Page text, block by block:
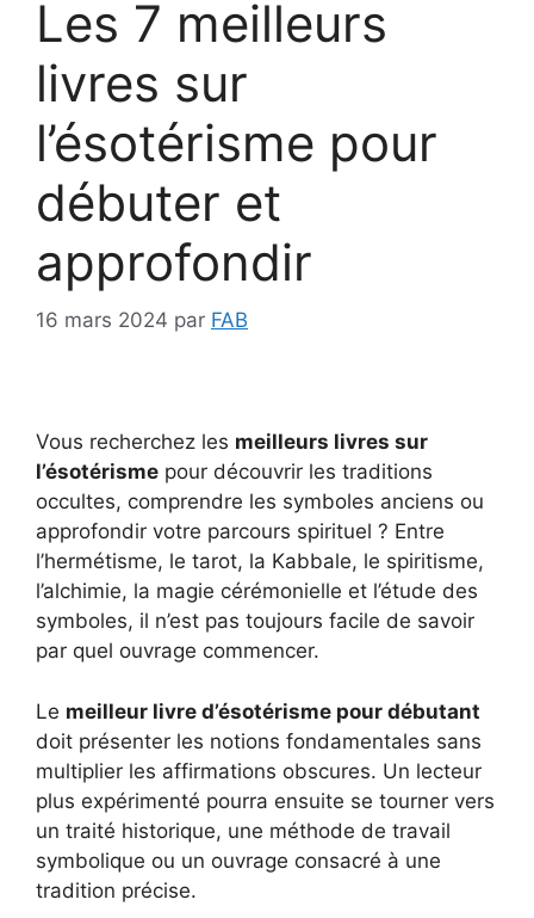
Les 7 meilleurs
livres sur
l’ésotérisme pour
débuter et
approfondir
16 mars 2024 par FAB
Vous recherchez les meilleurs livres sur
l’ésotérisme pour découvrir les traditions
occultes, comprendre les symboles anciens ou
approfondir votre parcours spirituel ? Entre
l’hermétisme, le tarot, la Kabbale, le spiritisme,
l’alchimie, la magie cérémonielle et l’étude des
symboles, il n’est pas toujours facile de savoir
par quel ouvrage commencer.
Le meilleur livre d’ésotérisme pour débutant
doit présenter les notions fondamentales sans
multiplier les affirmations obscures. Un lecteur
plus expérimenté pourra ensuite se tourner vers
un traité historique, une méthode de travail
symbolique ou un ouvrage consacré à une
tradition précise.